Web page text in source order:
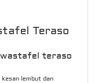
Teraso
wastafel teraso
lembut dan